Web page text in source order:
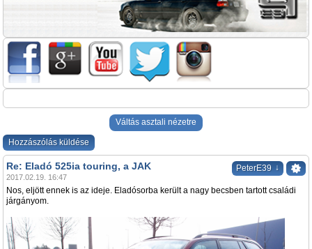
Váltás asztali nézetre
Hozzászólás küldése
PeterE39 ↓
Re: Eladó 525ia touring, a JAK
2017.02.19. 16:47
Nos, eljött ennek is az ideje. Eladósorba került a nagy becsben tartott családi
járgányom.